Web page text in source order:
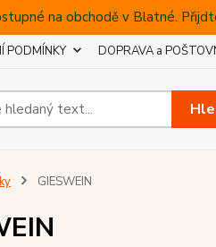
na obchodě v Blatné.
PODMÍNKY DOPRAVA a
GIESWEIN